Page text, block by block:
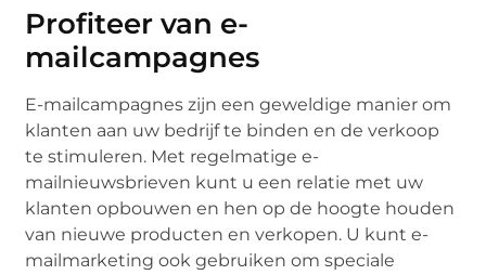
Profiteer van e-
mailcampagnes
E-mailcampagnes zijn een geweldige manier om
klanten aan uw bedrijf te binden en de verkoop
te stimuleren. Met regelmatige e-
mailnieuwsbrieven kunt u een relatie met uw
klanten opbouwen en hen op de hoogte houden
van nieuwe producten en verkopen. U kunt e-
mailmarketing ook gebruiken om speciale